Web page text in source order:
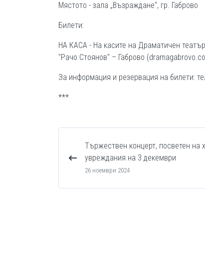
Мястото - зала „Възраждане“, гр. Габрово
Билети:
НА КАСА - На касите на Драматичен
"Рачо Стоянов" – Габрово
За информация и резервация на билети:
***
Тържествен концерт, посветен на
увреждания на 3 декември
26 ноември 2024